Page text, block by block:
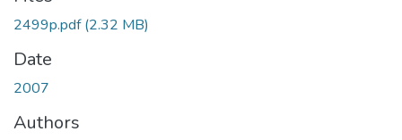
2499p.pdf(2.32 MB)
Date
2007
Authors